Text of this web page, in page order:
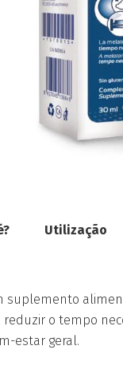
Utilização
suplemento
o tempo
estar geral.